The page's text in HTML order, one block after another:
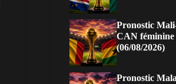
Pronostic
CAN féminine
(06/08/2026)
Pronostic